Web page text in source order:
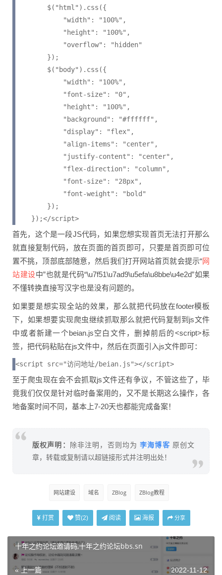
$("html").css({
"width": "100%",
"height": "100%",
"overflow": "hidden"
});
$("body").css({
"width": "100%",
"font-size": "0",
"height": "100%",
"background": "#ffffff",
"display": "flex",
"align-items": "center",
"justify-content": "center",
"flex-direction": "column",
"font-size": "28px",
"font-weight": "bold"
});
});</script>
首先，这个是一段JS代码，如果您想实现首页无法打开那么
就直接复制代码，放在页面的首页即可，只要是首页即可位
置不挑，顶部底部随意，然后我们打开网站首页就会提示“网
站建设中”也就是代码“\u7f51\u7ad9\u5efa\u8bbe\u4e2d”如果
不懂转换直接写汉字也是没有问题的。
如果要是想实现全站的效果，那么就把代码放在footer模板
下，如果想要实现爬虫继续抓取那么就把代码复制到js文件
中或者新建一个beian.js空白文件，删掉前后的<script>标
签，把代码粘贴在js文件中，然后在页面引入js文件即可：
<script src="访问地址/beian.js"></script>
至于爬虫现在会不会抓取js文件还有争议，不管这些了，毕
竟我们仅仅是针对临时备案用的，又不是长期这么操作，各
地备案时间不同，基本上7-20天也都能完成备案！
版权声明： 除非注明，否则均为 李海博客 原创文
章，转载或复制请以超链接形式并注明出处！
网站建设 域名 ZBlog ZBlog教程
打赏 赞(2) 阅读 海报 分享
十年之约论坛邀请码,十年之约论坛bbs.sn
« 上一篇 2022-11-12